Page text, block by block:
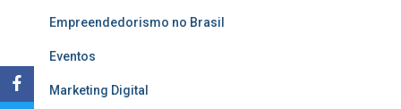
Empreendedorismo no Brasil
Eventos
Marketing Digital